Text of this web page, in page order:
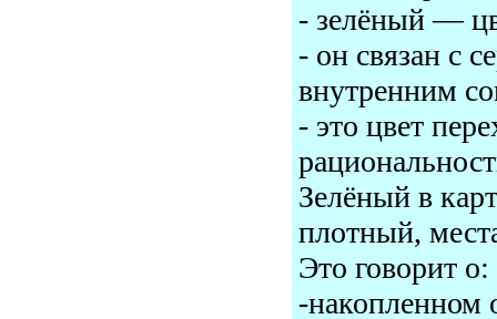
- зелёный —
- он связан с
внутренним
- это цвет
Зелёный в
плотный,
Это говорит о:
-накопленном